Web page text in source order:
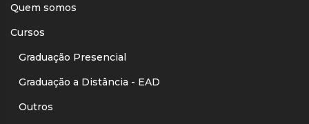
Quem somos
Cursos
Graduação Presencial
Graduação a Distância - EAD
Outros